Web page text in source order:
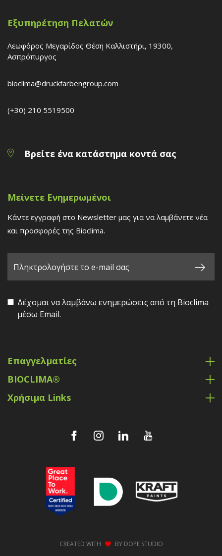
Εξυπηρέτηση Πελατών
Λεωφόρος Μεγαρίδος Θέση Καλλιστήρι, 19300,
Ασπρόπυργος
bioclima@druckfarbengroup.com
(+30) 210 5519500
Βρείτε ένα κατάστημα κοντά σας
Μείνετε Ενημερωμένοι
Κάντε εγγραφή στο Newsletter μας για να λαμβάνετε νέα
και προσφορές της Bioclima.
Δέχομαι να λαμβάνω ενημερώσεις από τη Bioclima
μέσω Email.
Επαγγελματίες
BIOCLIMA®
Χρήσιμα Links
CREATED WITH BY DOPE STUDIO